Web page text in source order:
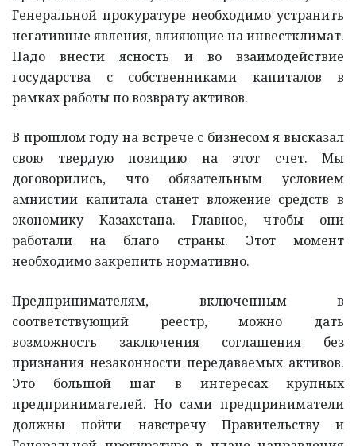
Генеральной прокуратуре необходимо устранить
негативные явления, влияющие на инвестклимат.
Надо внести ясность и во взаимодействие
государства с собственниками капиталов в
рамках работы по возврату активов.
В прошлом году на встрече с бизнесом я высказал
свою твердую позицию на этот счет. Мы
договорились, что обязательным условием
амнистии капитала станет вложение средств в
экономику Казахстана. Главное, чтобы они
работали на благо страны. Этот момент
необходимо закрепить нормативно.
Предпринимателям, включенным в
соответствующий реестр, можно дать
возможность заключения соглашения без
признания незаконности передаваемых активов.
Это большой шаг в интересах крупных
предпринимателей. Но сами предприниматели
должны пойти навстречу Правительству и